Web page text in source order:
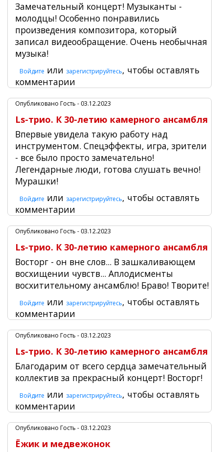
Замечательный концерт! Музыканты -
молодцы! Особенно понравились
произведения композитора, который
записал видеообращение. Очень необычная
музыка!
Войдите или зарегистрируйтесь, чтобы оставлять
комментарии
Опубликовано Гость - 03.12.2023
Ls-трио. К 30-летию камерного ансамбля
Впервые увидела такую работу над
инструментом. Спецэффекты, игра, зрители
- все было просто замечательно!
Легендарные люди, готова слушать вечно!
Мурашки!
Войдите или зарегистрируйтесь, чтобы оставлять
комментарии
Опубликовано Гость - 03.12.2023
Ls-трио. К 30-летию камерного ансамбля
Восторг - он вне слов... В зашкаливающем
восхищении чувств... Аплодисменты
восхитительному ансамблю! Браво! Творите!
Войдите или зарегистрируйтесь, чтобы оставлять
комментарии
Опубликовано Гость - 03.12.2023
Ls-трио. К 30-летию камерного ансамбля
Благодарим от всего сердца замечательный
коллектив за прекрасный концерт! Восторг!
Войдите или зарегистрируйтесь, чтобы оставлять
комментарии
Опубликовано Гость - 03.12.2023
Ёжик и медвежонок